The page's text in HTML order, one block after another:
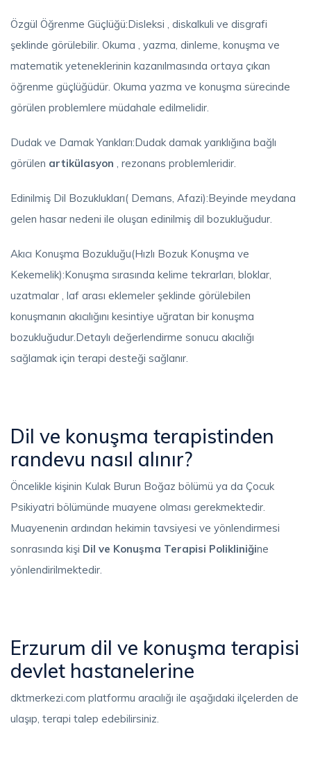
Özgül Öğrenme Güçlüğü:Disleksi , diskalkuli ve disgrafi
şeklinde görülebilir. Okuma , yazma, dinleme, konuşma ve
matematik yeteneklerinin kazanılmasında ortaya çıkan
öğrenme güçlüğüdür. Okuma yazma ve konuşma sürecinde
görülen problemlere müdahale edilmelidir.
Dudak ve Damak Yarıkları:Dudak damak yarıklığına bağlı
görülen artikülasyon , rezonans problemleridir.
Edinilmiş Dil Bozuklukları( Demans, Afazi):Beyinde meydana
gelen hasar nedeni ile oluşan edinilmiş dil bozukluğudur.
Akıcı Konuşma Bozukluğu(Hızlı Bozuk Konuşma ve
Kekemelik):Konuşma sırasında kelime tekrarları, bloklar,
uzatmalar , laf arası eklemeler şeklinde görülebilen
konuşmanın akıcılığını kesintiye uğratan bir konuşma
bozukluğudur.Detaylı değerlendirme sonucu akıcılığı
sağlamak için terapi desteği sağlanır.
Dil ve konuşma terapistinden
randevu nasıl alınır?
Öncelikle kişinin Kulak Burun Boğaz bölümü ya da Çocuk
Psikiyatri bölümünde muayene olması gerekmektedir.
Muayenenin ardından hekimin tavsiyesi ve yönlendirmesi
sonrasında kişi Dil ve Konuşma Terapisi Polikliniğine
yönlendirilmektedir.
Erzurum dil ve konuşma terapisi
devlet hastanelerine
dktmerkezi.com platformu aracılığı ile aşağıdaki ilçelerden de
ulaşıp, terapi talep edebilirsiniz.